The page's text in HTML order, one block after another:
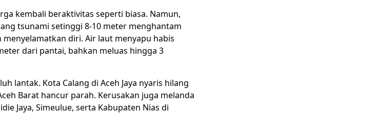
kembali beraktivitas seperti biasa. Namun,
tsunami setinggi 8-10 meter menghantam
diri. Air laut menyapu habis
dari pantai, bahkan meluas hingga 3
lantak. Kota Calang di Aceh Jaya nyaris hilang
Barat hancur parah. Kerusakan juga melanda
Jaya, Simeulue, serta Kabupaten Nias di